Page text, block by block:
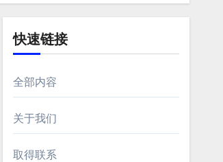
快速链接
全部内容
关于我们
取得联系